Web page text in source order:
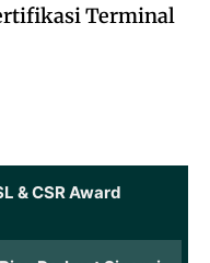
Terminal